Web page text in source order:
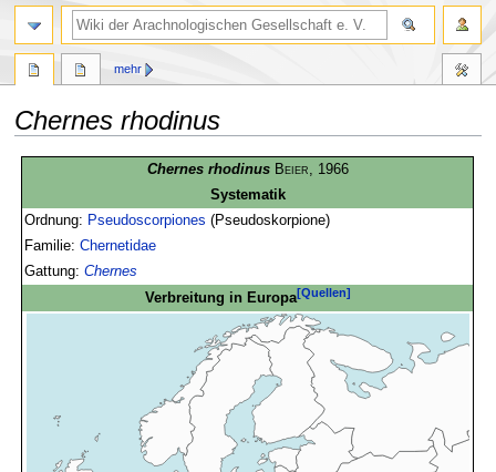
Chernes rhodinus
springen
springen
Chernes rhodinus Beier , 1966
Systematik
Ordnung: Pseudoscorpiones (Pseudoskorpione)
Familie:Chernetidae
Gattung:Chernes
Verbreitung in Europa[Quellen]
mehr